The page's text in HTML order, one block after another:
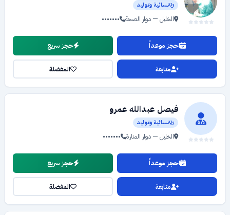
نسائية وتوليد
الخليل — دوار الصحة •••••••
احجز موعداً حجز سريع
متابعة المفضلة
فيصل عبدالله عمرو
نسائية وتوليد
الخليل — دوار المنارة •••••••
احجز موعداً حجز سريع
متابعة المفضلة